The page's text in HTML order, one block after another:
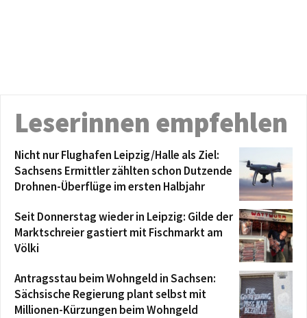
Leserinnen empfehlen
Nicht nur Flughafen Leipzig/Halle als Ziel:
Sachsens Ermittler zählten schon Dutzende
Drohnen-Überflüge im ersten Halbjahr
Seit Donnerstag wieder in Leipzig: Gilde der
Marktschreier gastiert mit Fischmarkt am
Völki
Antragsstau beim Wohngeld in Sachsen:
Sächsische Regierung plant selbst mit
Millionen-Kürzungen beim Wohngeld